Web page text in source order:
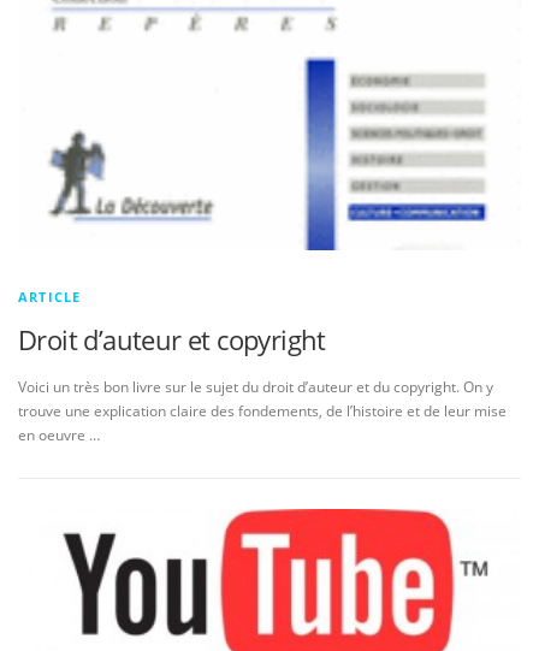
ARTICLE
Droit d’auteur et copyright
Voici un très bon livre sur le sujet du droit d’auteur et du copyright. On y
trouve une explication claire des fondements, de l’histoire et de leur mise
en oeuvre …